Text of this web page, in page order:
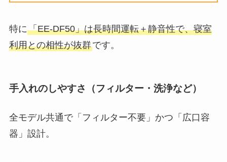
特に「EE-DF50」は長時間運転＋静音性で、寝室
利用との相性が抜群です。
手入れのしやすさ（フィルター・洗浄など）
全モデル共通で「フィルター不要」かつ「広口容
器」設計。